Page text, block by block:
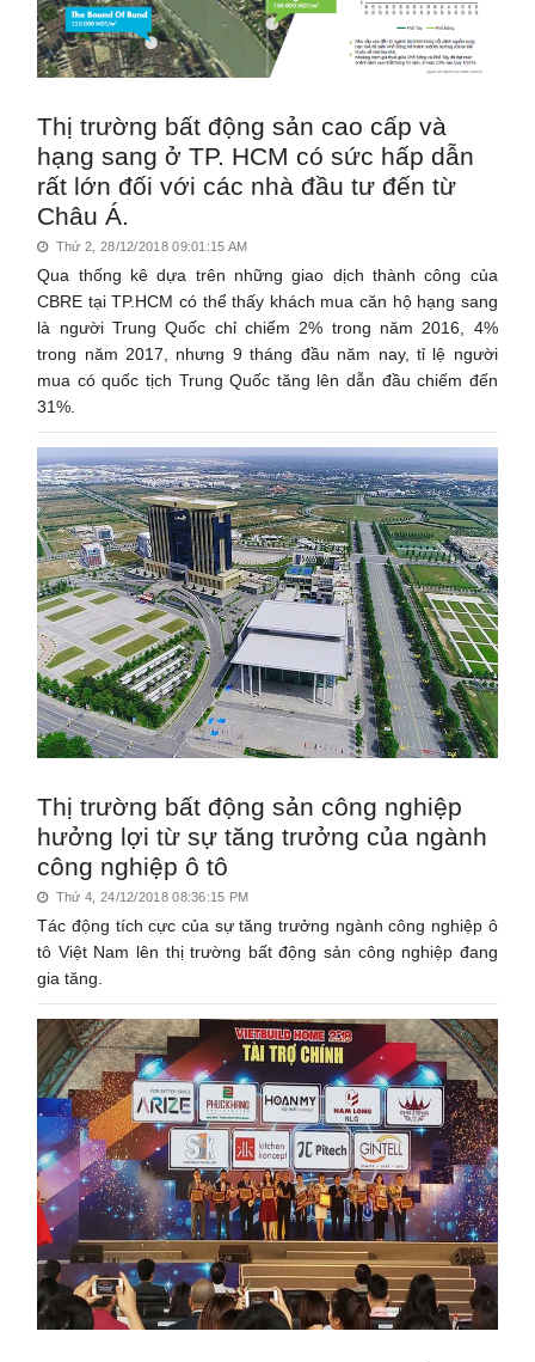
Thị trường bất động sản cao cấp và
hạng sang ở TP. HCM có sức hấp dẫn
rất lớn đối với các nhà đầu tư đến từ
Châu Á.
Thứ 2, 28/12/2018 09:01:15 AM
Qua thống kê dựa trên những giao dịch thành công của
CBRE tại TP.HCM có thể thấy khách mua căn hộ hạng sang
là người Trung Quốc chỉ chiếm 2% trong năm 2016, 4%
trong năm 2017, nhưng 9 tháng đầu năm nay, tỉ lệ người
mua có quốc tịch Trung Quốc tăng lên dẫn đầu chiếm đến
31%.
Thị trường bất động sản công nghiệp
hưởng lợi từ sự tăng trưởng của ngành
công nghiệp ô tô
Thứ 4, 24/12/2018 08:36:15 PM
Tác động tích cực của sự tăng trưởng ngành công nghiệp ô
tô Việt Nam lên thị trường bất động sản công nghiệp đang
gia tăng.